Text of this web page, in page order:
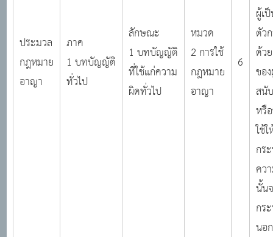
ประมวล
กฎหมาย
อาญา
ภาค
1 บทบัญญัติ
ทั่วไป
ลักษณะ
1 บทบัญญัติ
ที่ใช้แก่ความ
ผิดทั่วไป
หมวด
2 การใช้
กฎหมาย
อาญา
6
ผู้เ
ตัว
ด้ว
ขอ
สนั
หรื
ใช้
กร
คว
นั้น
กร
นอ